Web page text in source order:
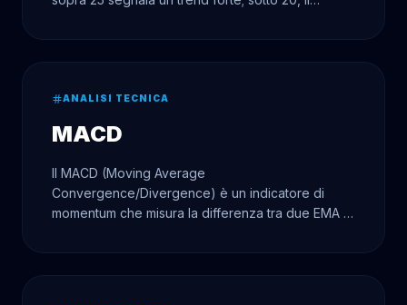
ANALISI TECNICA
MACD
Il MACD (Moving Average
Convergence/Divergence) è un indicatore di
momentum che misura la differenza tra due EMA e